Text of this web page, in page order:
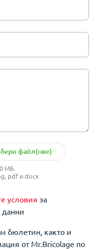
файл(ове)
МБ.
pdf и docx
условия за
данни
бюлетин, както и
от Mr.Bricolage по